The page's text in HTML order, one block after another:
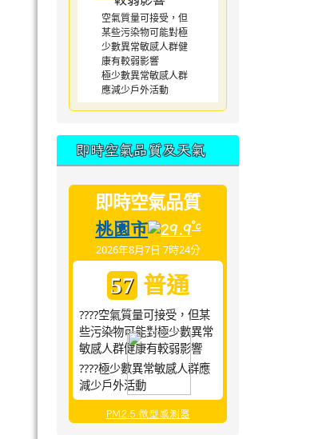
空氣質量可接受，但
某些污染物可能對極
少數異常敏感人群健
康有較弱影響
極少數異常敏感人群
應減少戶外活動
即時空氣品質及天氣
即時空氣品質
桃園市 29.9°c
2026年8月7日 7時24分
57 普通
????空氣質量可接受，但某
些污染物可能對極少數異常
敏感人群健康有較弱影響
????極少數異常敏感人群應
減少戶外活動
PM2.5 微型感測器